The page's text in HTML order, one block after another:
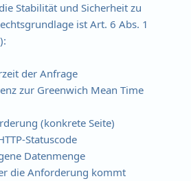
Stabilität und Sicherheit zu
ist Art. 6 Abs. 1
der Anfrage
zur Greenwich Mean Time
(konkrete Seite)
Statuscode
Datenmenge
die Anforderung kommt